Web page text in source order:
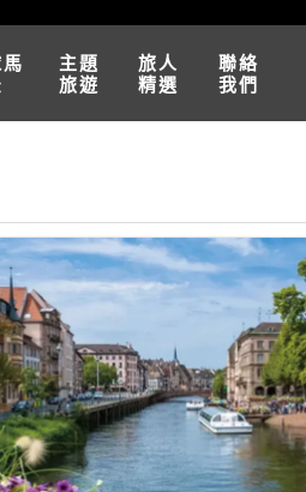
主題
旅遊
旅人
精選
聯絡
我們